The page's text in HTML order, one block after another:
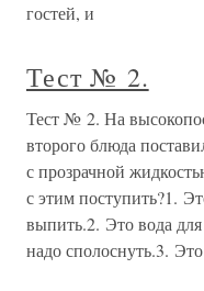
гостей, и
Тест № 2.
Тест № 2. На
второго блюда
с прозрачной
с этим поступить?1.
выпить.2. Это вода
надо сполоснуть.3. Это